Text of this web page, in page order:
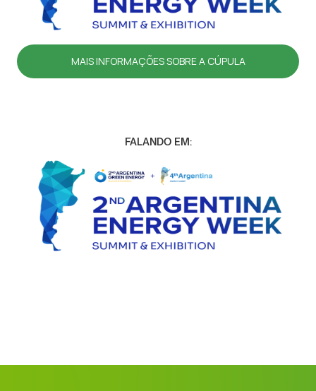
MAIS INFORMAÇÕES SOBRE A CÚPULA
FALANDO EM: